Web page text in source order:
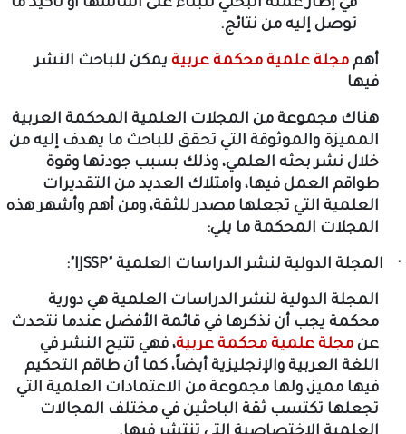
في إطار عمله البحثي للبناء على أساسها أو تأكيد ما
توصل إليه من نتائج.
أهممجلة علمية محكمة عربيةيمكن للباحث النشر
فيها
هناك مجموعة من المجلات العلمية المحكمة العربية
المميزة والموثوقة التي تحقق للباحث ما يهدف إليه من
خلال نشر بحثه العلمي، وذلك بسبب جودتها وقوة
طواقم العمل فيها، وامتلاك العديد من التقديرات
العلمية التي تجعلها مصدر للثقة، ومن أهم وأشهر هذه
المجلات المحكمة ما يلي:
المجلة الدولية لنشر الدراسات العلمية "IJSSP
":
المجلة الدولية لنشر الدراسات العلمية هي دورية
محكمة يجب أن نذكرها في قائمة الأفضل عندما نتحدث
عنمجلة علمية محكمة عربية، فهي تتيح النشر في
اللغة العربية والإنجليزية أيضاً، كما أن طاقم التحكيم
فيها مميز، ولها مجموعة من الاعتمادات العلمية التي
تجعلها تكتسب ثقة الباحثين في مختلف المجالات